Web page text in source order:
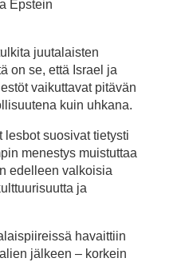
Epstein
juutalaisten
on se, että Israel ja
vaikuttavat pitävän
kuin uhkana.
lesbot suosivat tietysti
menestys muistuttaa
edelleen valkoisia
ja
havaittiin
jälkeen – korkein